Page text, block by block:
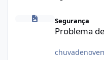
Segurança
Problema